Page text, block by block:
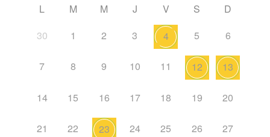
L M M J V S
D
30
1 2 3 4 5 6
7 8 9 10 11 12 13
14 15 16 17 18 19 20
21 22 23 24 25 26 27